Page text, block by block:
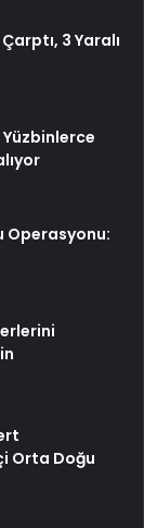
3 Yaralı
Operasyonu:
Orta Doğu